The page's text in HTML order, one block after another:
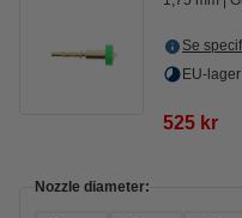
Se
EU-
525 kr
Nozzle diameter: